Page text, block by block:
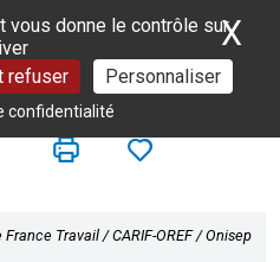
donne le contrôle sur
refuser Personnaliser
confidentialité
X
France Travail / CARIF-OREF / Onisep